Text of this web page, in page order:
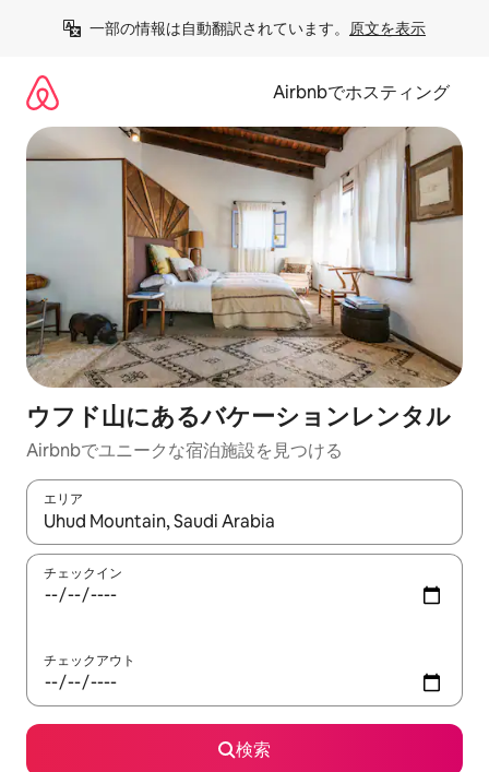
一部の情報は自動翻訳されています。 原文を表示
Airbnbでホスティング
ウフド山にあるバケーションレンタル
Airbnbでユニークな宿泊施設を見つける
エリア
検索結果が表示されたら、上下の矢印キーを使って移動するか
チェックイン
チェックアウト
検索